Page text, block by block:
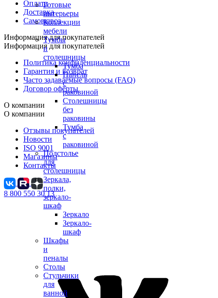
Готовые
интерьеры
Коллекции
мебели
Тумбы
и
столешницы
Тумба
Панель
с
раковиной
Столешницы
без
раковины
Тумба
с
раковиной
Подстолье
для
столешницы
Зеркала,
полки,
зеркало-
шкаф
Зеркало
Зеркало-
шкаф
Шкафы
и
пеналы
Столы
Стульчики
для
ванной
Оплата
Доставка
Самовывоз
Информация для покупателей
Информация для покупателей
Политика конфиденциальности
Гарантия и возврат
Часто задаваемые вопросы (FAQ)
Договор оферты
О компании
О компании
Отзывы покупателей
Новости
ISO 9001
Магазины
Контакты
8 800 550 30 13